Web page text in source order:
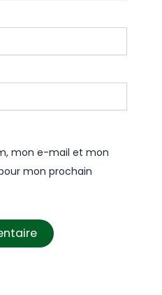
mon e-mail et mon
mon prochain